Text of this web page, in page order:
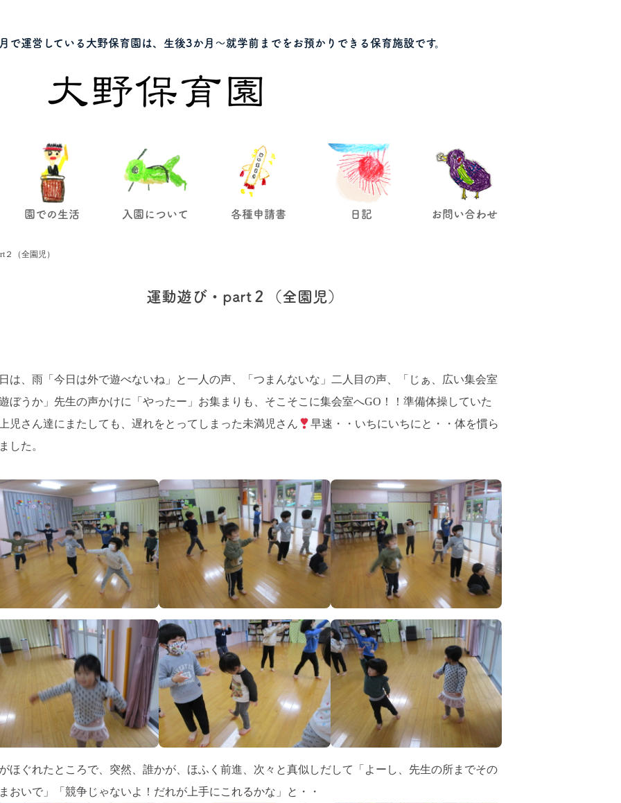
で運営している大野保育園は、生後3か月～就学前までをお預かりできる保育施設です。
園での生活 入園について 各種申請書 日記 お問い合わせ
２（全園児）
運動遊び・part２（全園児）
は、雨「今日は外で遊べないね」と一人の声、「つまんないな」二人目の声、「じぁ、広い集会室
ぼうか」先生の声かけに「やったー」お集まりも、そこそこに集会室へGO！！準備体操していた
児さん達にまたしても、遅れをとってしまった未満児さん
早速・・いちにいちにと・・体を慣ら
した。
ほぐれたところで、突然、誰かが、ほふく前進、次々と真似しだして「よーし、先生の所までその
おいで」「競争じゃないよ！だれが上手にこれるかな」と・・